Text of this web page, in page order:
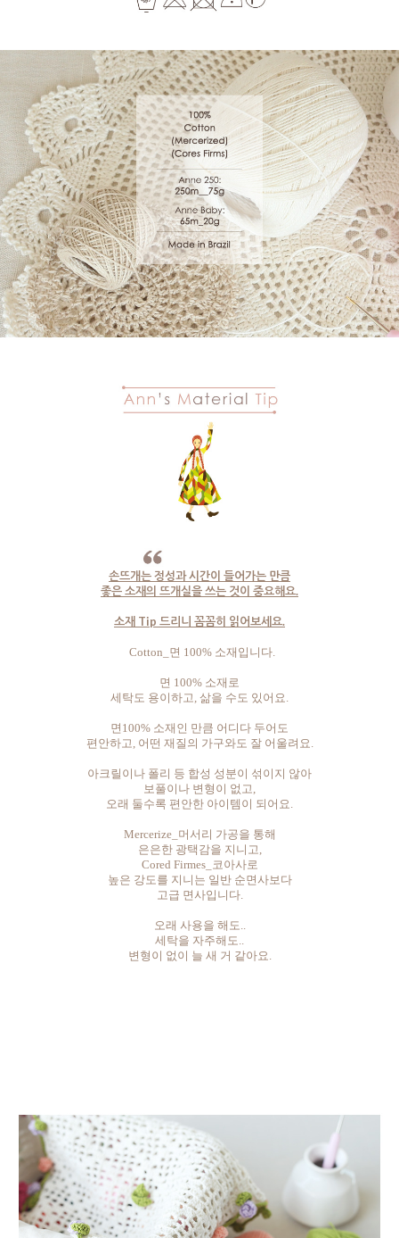
손뜨개는 정성과 시간이 들어가는 만큼
좋은 소재의 뜨개실을 쓰는 것이 중요해요.
소재 Tip 드리니 꼼꼼히 읽어보세요.
Cotton_면 100% 소재입니다.
면 100% 소재로
세탁도 용이하고, 삶을 수도 있어요.
면100% 소재인 만큼 어디다 두어도
편안하고, 어떤 재질의 가구와도 잘 어울려요.
아크릴이나 폴리 등 합성 성분이 섞이지 않아
보풀이나 변형이 없고,
오래 둘수록 편안한 아이템이 되어요.
Mercerize_머서리 가공을 통해
은은한 광택감을 지니고,
Cored Firmes_코아사로
높은 강도를 지니는 일반 순면사보다
고급 면사입니다.
오래 사용을 해도..
세탁을 자주해도..
변형이 없이 늘 새 거 같아요.